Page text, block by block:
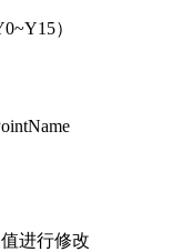
）
进行修改